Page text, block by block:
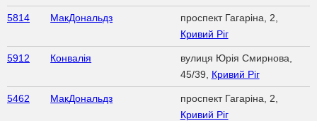
5814 МакДональдз
проспект Гагаріна, 2,
Кривий Ріг
5912 Конвалія
вулиця Юрія Смирнова,
45/39, Кривий Ріг
5462 МакДональдз
проспект Гагаріна, 2,
Кривий Ріг